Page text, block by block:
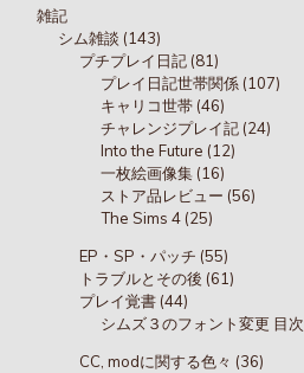
雑記
シム雑談 (143)
プチプレイ日記 (81)
プレイ日記世帯関係 (107)
キャリコ世帯 (46)
チャレンジプレイ記 (24)
Into the Future (12)
一枚絵画像集 (16)
ストア品レビュー (56)
The Sims 4 (25)
EP・SP・パッチ (55)
トラブルとその後 (61)
プレイ覚書 (44)
シムズ３のフォント変更 目次
CC, modに関する色々 (36)